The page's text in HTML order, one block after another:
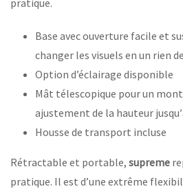
pratique.
Base avec ouverture facile et
changer les visuels en un rien
Option d’éclairage disponible
Mât télescopique pour un
ajustement de la hauteur
Housse de transport incluse
Rétractable et portable, supreme
pratique. Il est d’une extrême